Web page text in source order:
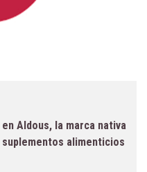
Aldous, la marca nativa
alimenticios